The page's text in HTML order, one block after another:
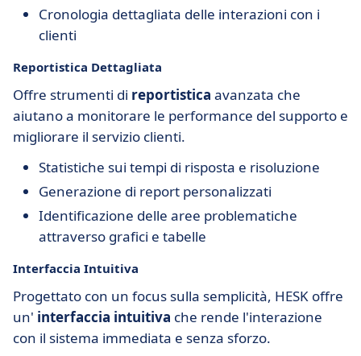
Cronologia dettagliata delle interazioni con i
clienti
Reportistica Dettagliata
Offre strumenti di reportistica avanzata che
aiutano a monitorare le performance del supporto e
migliorare il servizio clienti.
Statistiche sui tempi di risposta e risoluzione
Generazione di report personalizzati
Identificazione delle aree problematiche
attraverso grafici e tabelle
Interfaccia Intuitiva
Progettato con un focus sulla semplicità, HESK offre
un' interfaccia intuitiva che rende l'interazione
con il sistema immediata e senza sforzo.